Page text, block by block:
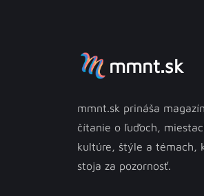
mmnt.sk
mmnt.sk prináša
čítanie o ľuďoch,
kultúre, štýle a témach,
stoja za pozornosť.